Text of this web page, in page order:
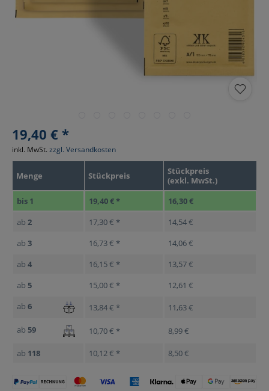
19,40 € *
Menge Stückpreis
Stückpreis
(exkl. MwSt.)
bis 1 19,40 € *
16,30 €
ab 2 17,30 € *
14,54 €
ab 3 16,73 € *
14,06 €
ab 4 16,15 € *
13,57 €
ab 5 15,00 € *
12,61 €
ab 6 13,84 € * 11,63 €
ab 59 10,70 € * 8,99 €
ab 118 10,12 € * 8,50 €
inkl. MwSt. zzgl. Versandkosten